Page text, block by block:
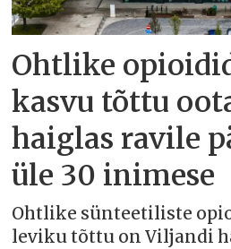
Ohtlike
kasvu tõttu
haiglas ravile
üle 30 inimese
Ohtlike sünteetiliste
leviku tõttu on Viljandi